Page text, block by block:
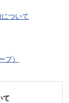
ついて
プ）
て